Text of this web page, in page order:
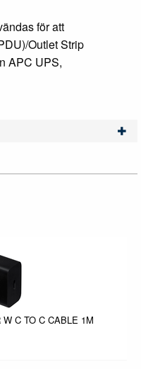
för att
Outlet Strip
APC UPS,
C TO C CABLE 1M